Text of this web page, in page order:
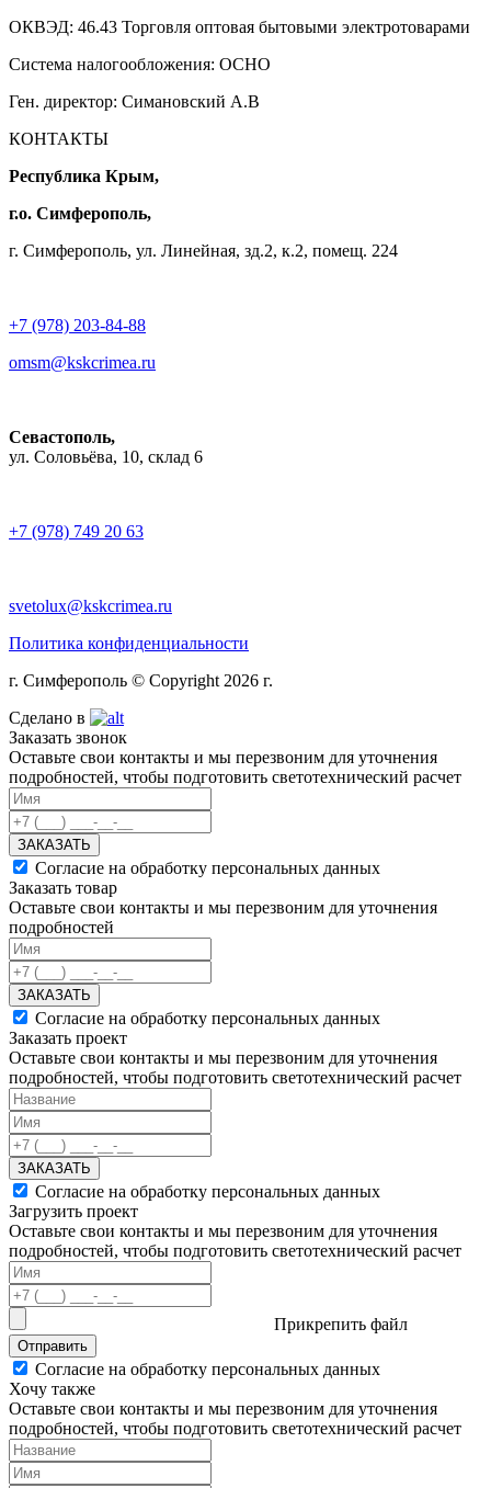
ОКВЭД: 46.43 Торговля оптовая бытовыми электротоварами
Система налогообложения: ОСНО
Ген. директор: Симановский А.В
КОНТАКТЫ
Республика Крым,
г.о. Симферополь,
г. Симферополь, ул. Линейная, зд.2, к.2, помещ. 224
+7 (978) 203-84-88
omsm@kskcrimea.ru
Севастополь,
ул. Соловьёва, 10, склад 6
+7 (978) 749 20 63
svetolux@kskcrimea.ru
Политика конфиденциальности
г. Симферополь © Copyright 2026 г.
Сделано в
Заказать звонок
Оставьте свои контакты и мы перезвоним для уточнения
подробностей, чтобы подготовить светотехнический расчет
ЗАКАЗАТЬ
Согласие на обработку персональных данных
Заказать товар
Оставьте свои контакты и мы перезвоним для уточнения
подробностей
ЗАКАЗАТЬ
Согласие на обработку персональных данных
Заказать проект
Оставьте свои контакты и мы перезвоним для уточнения
подробностей, чтобы подготовить светотехнический расчет
ЗАКАЗАТЬ
Согласие на обработку персональных данных
Загрузить проект
Оставьте свои контакты и мы перезвоним для уточнения
подробностей, чтобы подготовить светотехнический расчет
Прикрепить файл
Отправить
Согласие на обработку персональных данных
Хочу также
Оставьте свои контакты и мы перезвоним для уточнения
подробностей, чтобы подготовить светотехнический расчет